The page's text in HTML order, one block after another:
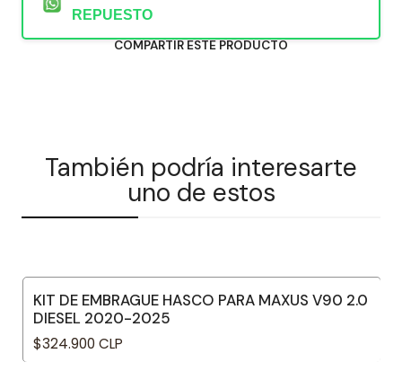
REPUESTO
COMPARTIR ESTE PRODUCTO
También podría interesarte
uno de estos
KIT DE EMBRAGUE HASCO PARA MAXUS V90 2.0
DIESEL 2020-2025
$324.900 CLP